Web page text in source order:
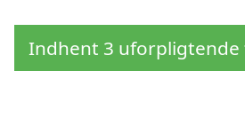
Indhent 3 uforpligtende